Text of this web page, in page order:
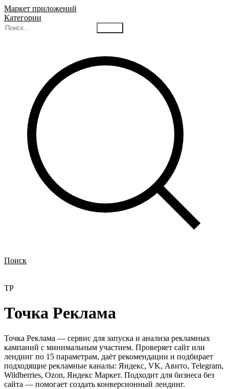
Маркет приложений
Категории
Поиск
ТР
Точка Реклама
Точка Реклама — сервис для запуска и анализа рекламных
кампаний с минимальным участием. Проверяет сайт или
лендинг по 15 параметрам, даёт рекомендации и подбирает
подходящие рекламные каналы: Яндекс, VK, Авито, Telegram,
Wildberries, Ozon, Яндекс Маркет. Подходит для бизнеса без
сайта — помогает создать конверсионный лендинг.